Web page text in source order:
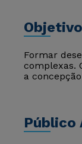
Formar
complexas.
a
Público